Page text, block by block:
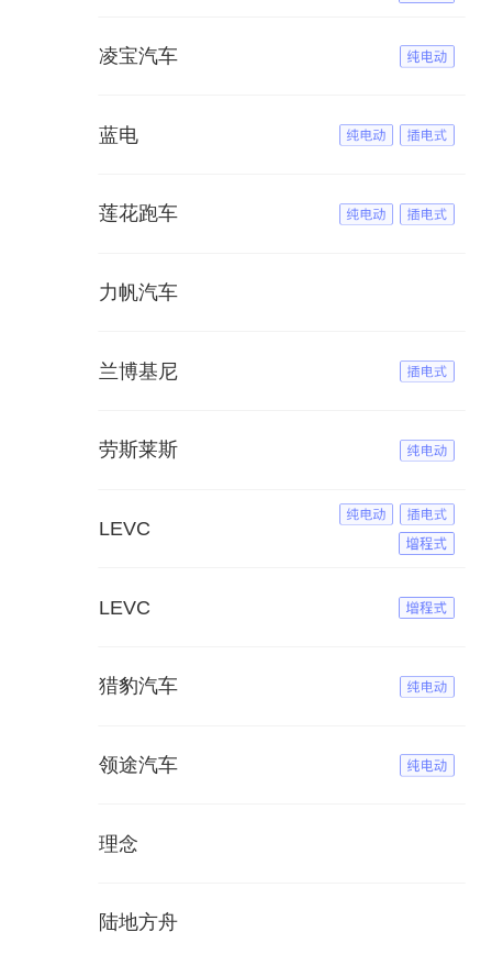
凌宝汽车
蓝电
莲花跑车
力帆汽车
兰博基尼
劳斯莱斯
LEVC
LEVC
猎豹汽车
领途汽车
理念
陆地方舟